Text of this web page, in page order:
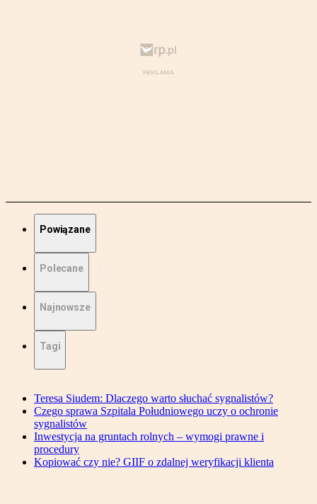
Powiązane
Polecane
Najnowsze
Tagi
Teresa Siudem: Dlaczego warto słuchać sygnalistów?
Czego sprawa Szpitala Południowego uczy o ochronie
sygnalistów
Inwestycja na gruntach rolnych – wymogi prawne i
procedury
Kopiować czy nie? GIIF o zdalnej weryfikacji klienta